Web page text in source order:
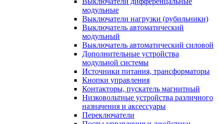
модульные
Выключатели нагрузки (рубильники)
Выключатель автоматический
модульный
Выключатель автоматический силовой
Дополнительные устройства
модульной системы
Источники питания, трансформаторы
Кнопки управления
Контакторы, пускатель магнитный
Низковольтные устройства различного
назначения и аксессуары
Переключатели